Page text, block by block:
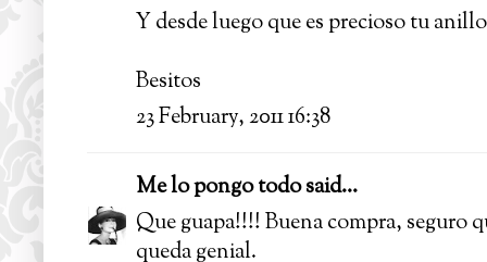
Y desde luego que es precioso tu
Besitos
23 February, 2011 16:38
Me lo pongo todosaid...
Que guapa!!!! Buena compra, seguro
queda genial.